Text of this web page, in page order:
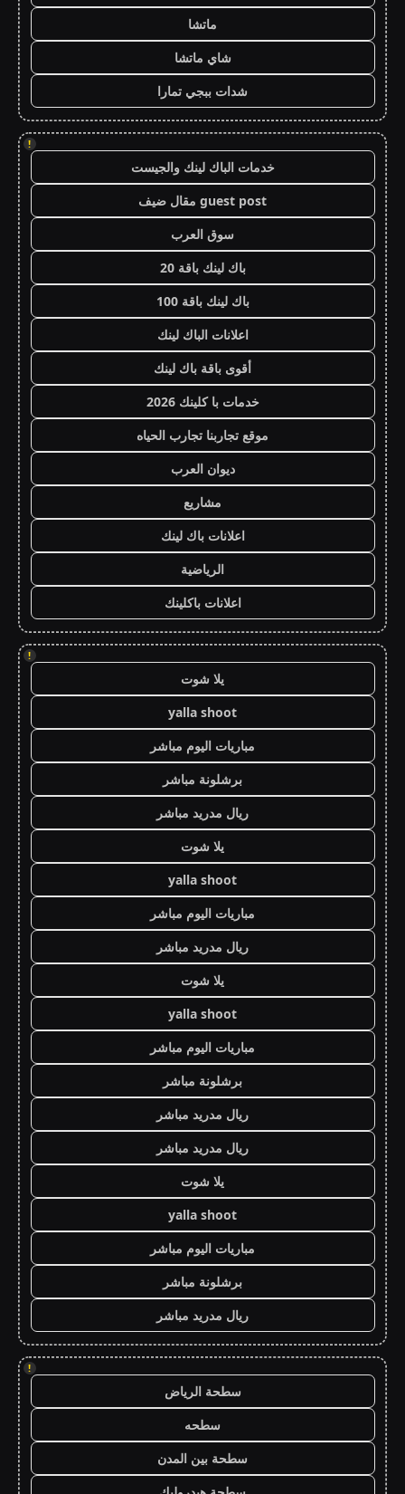
ماتشا
شاي ماتشا
شدات ببجي تمارا
!
خدمات الباك لينك والجيست
guest post مقال ضيف
سوق العرب
باك لينك باقة 20
باك لينك باقة 100
اعلانات الباك لينك
أقوى باقة باك لينك
خدمات با كلينك 2026
موقع تجاربنا تجارب الحياه
ديوان العرب
مشاريع
اعلانات باك لينك
الرياضية
اعلانات باكلينك
!
يلا شوت
yalla shoot
مباريات اليوم مباشر
برشلونة مباشر
ريال مدريد مباشر
يلا شوت
yalla shoot
مباريات اليوم مباشر
ريال مدريد مباشر
يلا شوت
yalla shoot
مباريات اليوم مباشر
برشلونة مباشر
ريال مدريد مباشر
ريال مدريد مباشر
يلا شوت
yalla shoot
مباريات اليوم مباشر
برشلونة مباشر
ريال مدريد مباشر
!
سطحة الرياض
سطحه
سطحة بين المدن